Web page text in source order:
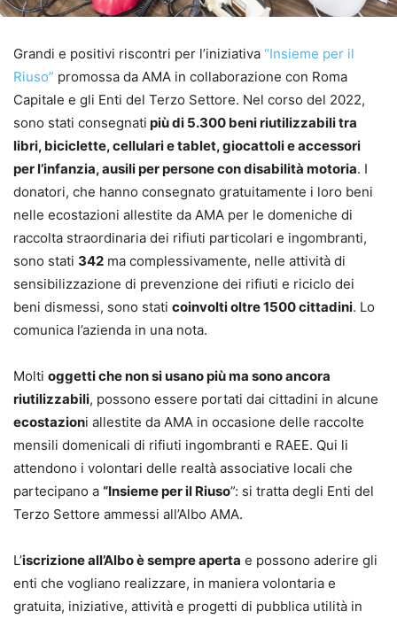
Grandi e positivi riscontri per l’iniziativa “Insieme per il
Riuso” promossa da AMA in collaborazione con Roma
Capitale e gli Enti del Terzo Settore. Nel corso del 2022,
sono stati consegnati più di 5.300 beni riutilizzabili tra
libri, biciclette, cellulari e tablet, giocattoli e accessori
per l’infanzia, ausili per persone con disabilità motoria. I
donatori, che hanno consegnato gratuitamente i loro beni
nelle ecostazioni allestite da AMA per le domeniche di
raccolta straordinaria dei rifiuti particolari e ingombranti,
sono stati 342 ma complessivamente, nelle attività di
sensibilizzazione di prevenzione dei rifiuti e riciclo dei
beni dismessi, sono stati coinvolti oltre 1500 cittadini. Lo
comunica l’azienda in una nota.
Molti oggetti che non si usano più ma sono ancora
riutilizzabili, possono essere portati dai cittadini in alcune
ecostazioni allestite da AMA in occasione delle raccolte
mensili domenicali di rifiuti ingombranti e RAEE. Qui li
attendono i volontari delle realtà associative locali che
partecipano a “Insieme per il Riuso”: si tratta degli Enti del
Terzo Settore ammessi all’Albo AMA.
L’iscrizione all’Albo è sempre aperta e possono aderire gli
enti che vogliano realizzare, in maniera volontaria e
gratuita, iniziative, attività e progetti di pubblica utilità in